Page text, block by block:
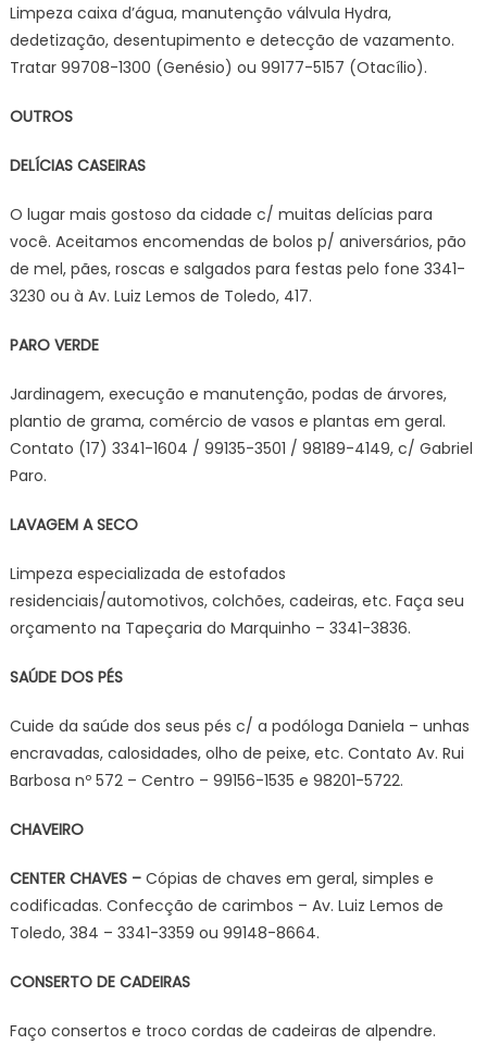
Limpeza caixa d’água, manutenção válvula Hydra,
dedetização, desentupimento e detecção de vazamento.
Tratar 99708-1300 (Genésio) ou 99177-5157 (Otacílio).
OUTROS
DELÍCIAS CASEIRAS
O lugar mais gostoso da cidade c/ muitas delícias para
você. Aceitamos encomendas de bolos p/ aniversários, pão
de mel, pães, roscas e salgados para festas pelo fone 3341-
3230 ou à Av. Luiz Lemos de Toledo, 417.
PARO VERDE
Jardinagem, execução e manutenção, podas de árvores,
plantio de grama, comércio de vasos e plantas em geral.
Contato (17) 3341-1604 / 99135-3501 / 98189-4149, c/ Gabriel
Paro.
LAVAGEM A SECO
Limpeza especializada de estofados
residenciais/automotivos, colchões, cadeiras, etc. Faça seu
orçamento na Tapeçaria do Marquinho – 3341-3836.
SAÚDE DOS PÉS
Cuide da saúde dos seus pés c/ a podóloga Daniela – unhas
encravadas, calosidades, olho de peixe, etc. Contato Av. Rui
Barbosa nº 572 – Centro – 99156-1535 e 98201-5722.
CHAVEIRO
CENTER CHAVES –Cópias de chaves em geral, simples e
codificadas. Confecção de carimbos – Av. Luiz Lemos de
Toledo, 384 – 3341-3359 ou 99148-8664.
CONSERTO DE CADEIRAS
Faço consertos e troco cordas de cadeiras de alpendre.